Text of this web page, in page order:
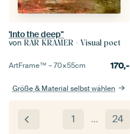
'Into the deep"
von RAR KRAMER - Visual poet
ArtFrame™ –70×55cm 170,-
Größe & Material selbst wählen
1 … 24